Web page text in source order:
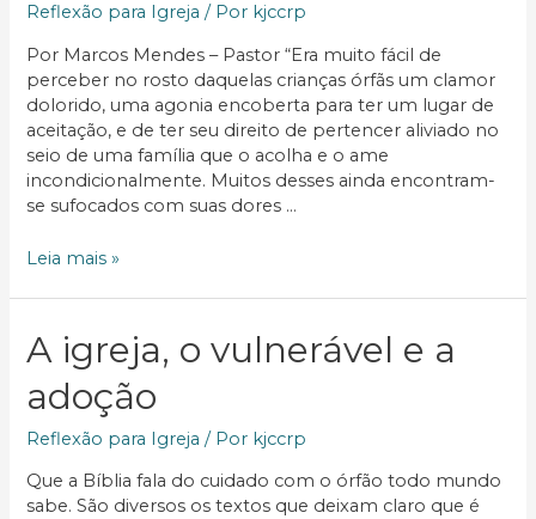
um
engajamento
transformador
Reflexão para Igreja / Por kjccrp
Por Marcos Mendes – Pastor “Era muito fácil de
perceber no rosto daquelas crianças órfãs um clamor
dolorido, uma agonia encoberta para ter um lugar de
aceitação, e de ter seu direito de pertencer aliviado no
seio de uma família que o acolha e o ame
incondicionalmente. Muitos desses ainda encontram-
se sufocados com suas dores …
Desperta
Leia mais »
A igreja, o vulnerável e a
adoção
Reflexão para Igreja / Por kjccrp
Que a Bíblia fala do cuidado com o órfão todo mundo
sabe. São diversos os textos que deixam claro que é